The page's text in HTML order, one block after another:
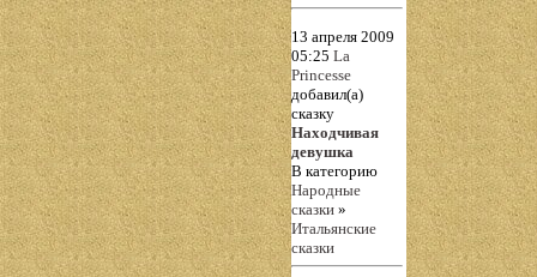
13 апреля 2009
05:25 La
Princesse
добавил(а)
сказку
Находчивая
девушка
В категорию
Народные
сказки »
Итальянские
сказки